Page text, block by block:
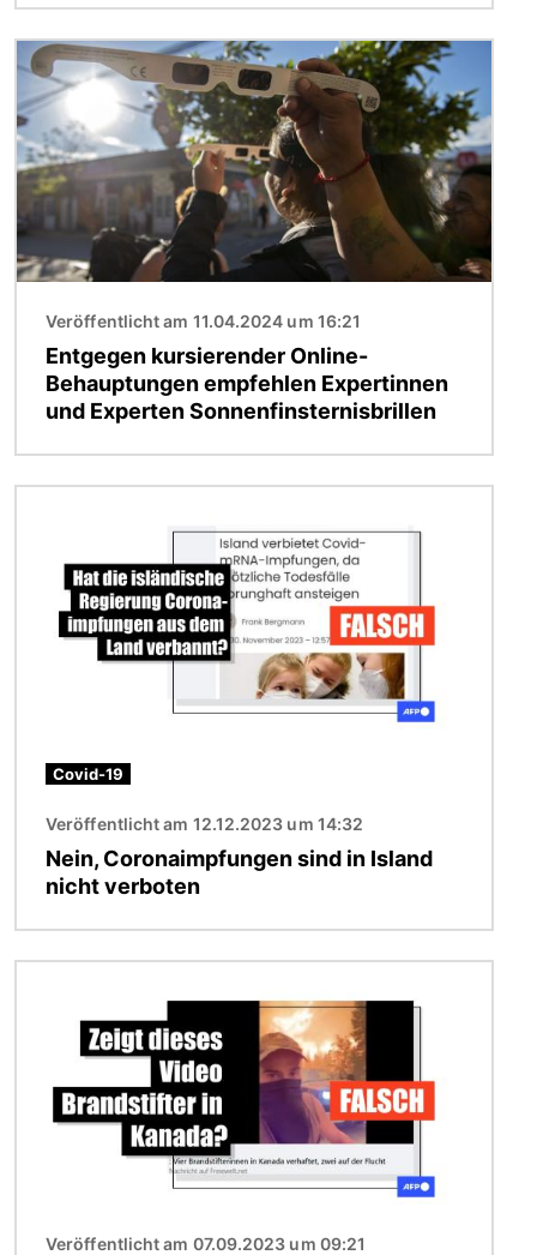
Bild
Veröffentlicht am 11.04.2024 um 16:21
Entgegen kursierender Online-
Behauptungen empfehlen Expertinnen
und Experten Sonnenfinsternisbrillen
Covid-19
Veröffentlicht am 12.12.2023 um 14:32
Nein, Coronaimpfungen sind in Island
nicht verboten
Veröffentlicht am 07.09.2023 um 09:21